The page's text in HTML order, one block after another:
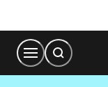
Content